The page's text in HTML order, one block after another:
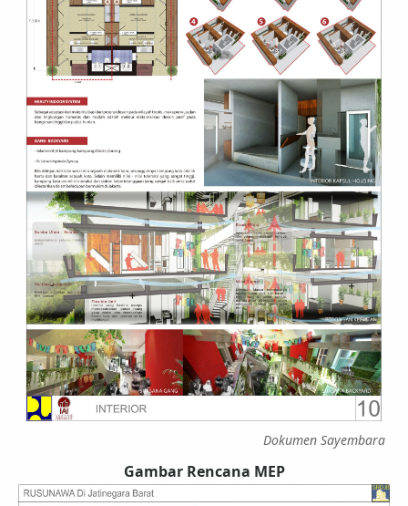
Dokumen Sayembara
Gambar Rencana MEP